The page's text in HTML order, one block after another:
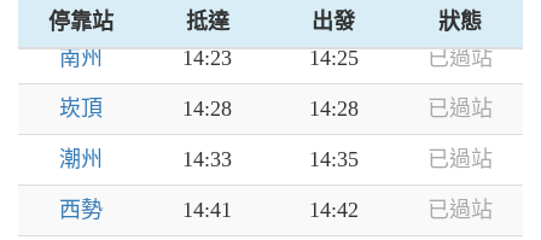
停靠站 抵達 出發 狀態
鎮安 14:18 14:19 已過站
南州 14:23 14:25 已過站
崁頂 14:28 14:28 已過站
潮州 14:33 14:35 已過站
西勢 14:41 14:42 已過站